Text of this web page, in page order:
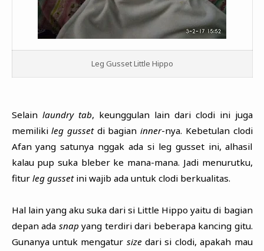
Leg Gusset Little Hippo
Selain laundry tab, keunggulan lain dari clodi ini juga
memilikileg gussetdi bagianinner-nya. Kebetulan clodi
Afan yang satunya nggak ada si leg gusset ini, alhasil
kalau pup suka bleber ke mana-mana. Jadi menurutku,
fitur leg gussetini wajib ada untuk clodi berkualitas.
Hal lain yang aku suka dari si Little Hippo yaitu di bagian
depan ada snap yang terdiri dari beberapa kancing gitu.
Gunanya untuk mengatur sizedari si clodi, apakah mau